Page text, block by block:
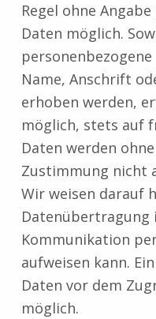
Regel ohne
Daten möglich.
Name, Anschrift
erhoben werden,
möglich, stets auf
Daten werden
Zustimmung nicht
Wir weisen darauf
Datenübertragung
Kommunikation
aufweisen kann.
Daten vor dem
möglich.